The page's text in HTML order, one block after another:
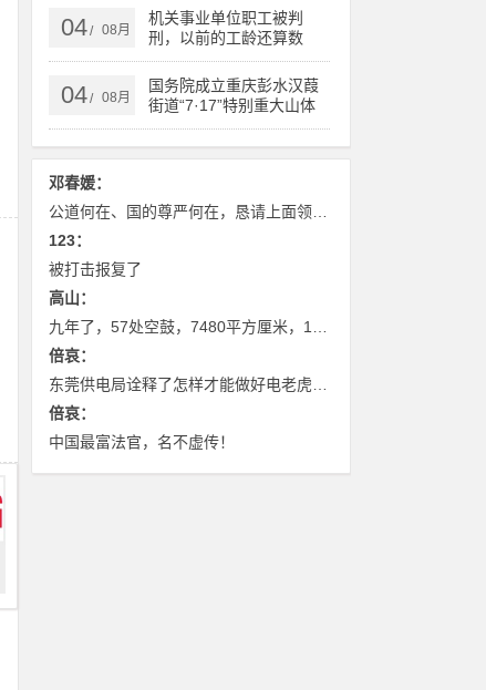
04/ 08月
机关事业单位职工被判
刑，以前的工龄还算数
吗？济南一法院判了……
04/ 08月
国务院成立重庆彭水汉葭
街道“7·17”特别重大山体
崩塌灾害调查评估组
邓春媛：
公道何在、国的尊严何在，恳请上面领导。把这些蛀虫。绳之以法。为老百姓讨个公道
123：
被打击报复了
高山：
九年了，57处空鼓，7480平方厘米，1.8亿欠税，五年换五任法人。 感谢《中新在线》转载。让一套房子的真相，不只是躺在仲裁庭的卷宗里。 正义或许迟到，但媒体的聚光灯不会缺席。 静待法律最终的裁决。
倍哀：
东莞供电局诠释了怎样才能做好电老虎！老虎要打，不能放过。
倍哀：
中国最富法官，名不虚传！